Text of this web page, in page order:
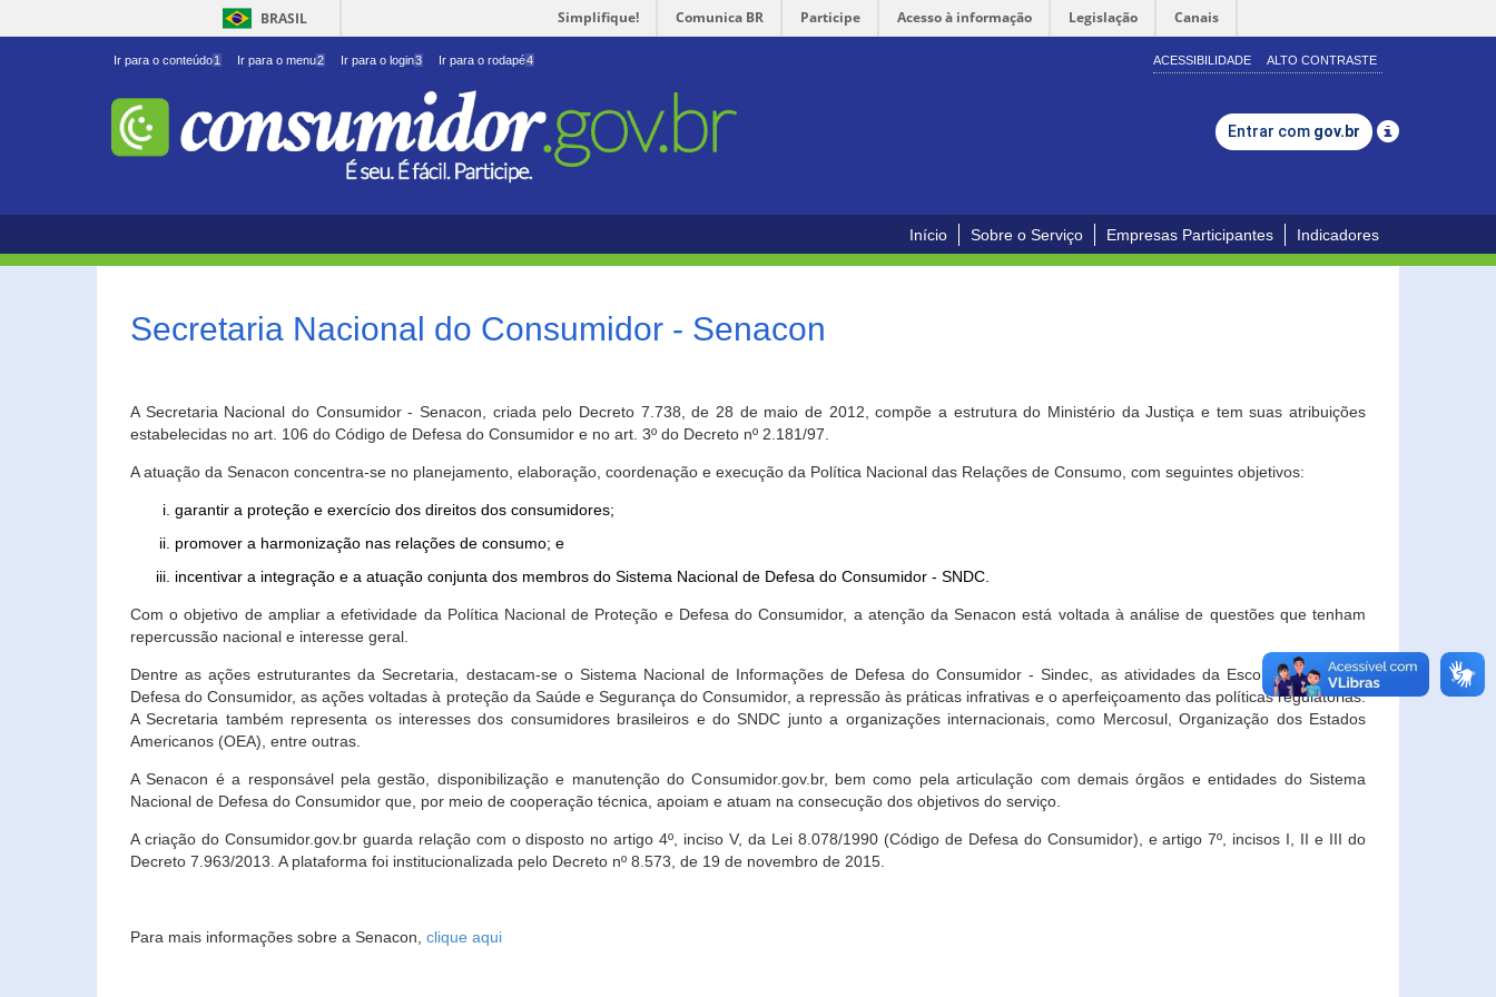
BRASIL Simplifique! Comunica BR Participe Acesso à informação Legislação Canais
Ir para o conteúdo1 Ir para o menu2 Ir para o login3 Ir para o rodapé4 ACESSIBILIDADE ALTO CONTRASTE
Entrar com gov.br
Início Sobre o Serviço Empresas Participantes Indicadores
Secretaria Nacional do Consumidor - Senacon
A Secretaria Nacional do Consumidor - Senacon, criada pelo Decreto 7.738, de 28 de maio de 2012, compõe a estrutura do Ministério da Justiça e tem suas atribuições
estabelecidas no art. 106 do Código de Defesa do Consumidor e no art. 3º do Decreto nº 2.181/97.
A atuação da Senacon concentra-se no planejamento, elaboração, coordenação e execução da Política Nacional das Relações de Consumo, com seguintes objetivos:
garantir a proteção e exercício dos direitos dos consumidores;
promover a harmonização nas relações de consumo; e
incentivar a integração e a atuação conjunta dos membros do Sistema Nacional de Defesa do Consumidor - SNDC.
Com o objetivo de ampliar a efetividade da Política Nacional de Proteção e Defesa do Consumidor, a atenção da Senacon está voltada à análise de questões que tenham
repercussão nacional e interesse geral.
Dentre as ações estruturantes da Secretaria, destacam-se o Sistema Nacional de Informações de Defesa do Consumidor - Sindec, as atividades da Escola Nacional de
Defesa do Consumidor, as ações voltadas à proteção da Saúde e Segurança do Consumidor, a repressão às práticas infrativas e o aperfeiçoamento das políticas regulatórias.
A Secretaria também representa os interesses dos consumidores brasileiros e do SNDC junto a organizações internacionais, como Mercosul, Organização dos Estados
Americanos (OEA), entre outras.
A Senacon é a responsável pela gestão, disponibilização e manutenção do Consumidor.gov.br, bem como pela articulação com demais órgãos e entidades do Sistema
Nacional de Defesa do Consumidor que, por meio de cooperação técnica, apoiam e atuam na consecução dos objetivos do serviço.
A criação do Consumidor.gov.br guarda relação com o disposto no artigo 4º, inciso V, da Lei 8.078/1990 (Código de Defesa do Consumidor), e artigo 7º, incisos I, II e III do
Decreto 7.963/2013. A plataforma foi institucionalizada pelo Decreto nº 8.573, de 19 de novembro de 2015.
Para mais informações sobre a Senacon, clique aqui